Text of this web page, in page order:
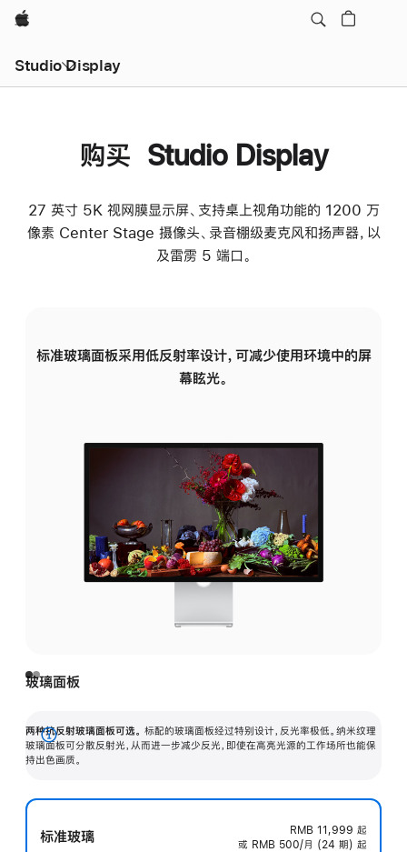
Apple
Studio Display
购买 Studio Display
27 英寸 5K 视网膜显示屏、支持桌上视角功能的 1200 万
像素 Center Stage 摄像头、录音棚级麦克风和扬声器，以
及雷雳 5 端口。
标准玻璃面板采用低反射率设计，可减少使用环境中的屏
幕眩光。
玻璃面板
两种抗反射玻璃面板可选。 标配的玻璃面板经过特别设计，反光率极低。纳米纹理
玻璃面板可分散反射光，从而进一步减少反光，即使在高亮光源的工作场所也能保
持出色画质。
展
开
标准玻璃 RMB 11,999 起
或 RMB 500/月 (24 期) 起